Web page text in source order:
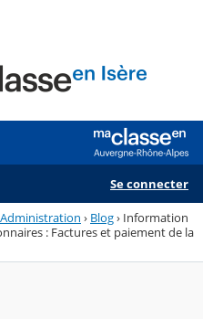
Se connecter
Administration › Blog› Information
: Factures et paiement de la